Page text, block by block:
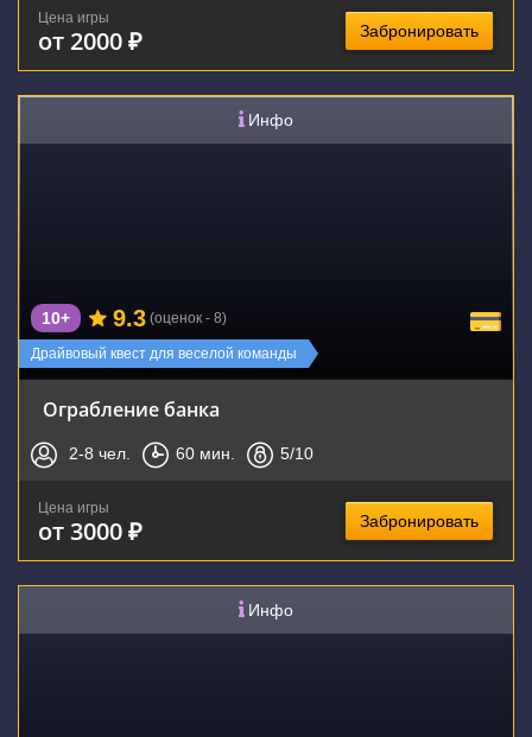
Цена игры
от 2000 ₽ Забронировать
Инфо
Драйвовый квест для веселой команды
10+ 9.3 (оценок - 8)
Ограбление банка
2-8 чел. 60 мин. 5/10
Цена игры
от 3000 ₽ Забронировать
Инфо